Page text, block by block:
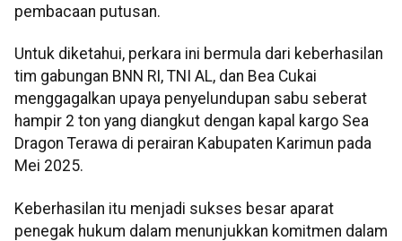
pembacaan putusan.
Untuk diketahui, perkara ini bermula dari keberhasilan
tim gabungan BNN RI, TNI AL, dan Bea Cukai
menggagalkan upaya penyelundupan sabu seberat
hampir 2 ton yang diangkut dengan kapal kargo Sea
Dragon Terawa di perairan Kabupaten Karimun pada
Mei 2025.
Keberhasilan itu menjadi sukses besar aparat
penegak hukum dalam menunjukkan komitmen dalam